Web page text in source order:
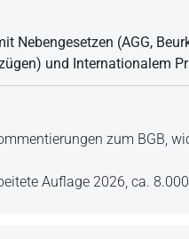
Nebengesetzen (AGG,
und Internationalem
zum BGB,
Auflage 2026, ca.